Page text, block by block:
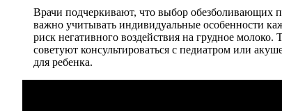
Врачи подчеркивают, что выбор обезболивающих
важно учитывать индивидуальные особенности
риск негативного воздействия на грудное
советуют консультироваться с педиатром или
для ребенка.